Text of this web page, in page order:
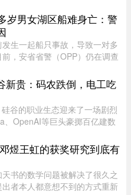
打击， ...
岁男女湖区船难身亡：警
生一起船只事故，导致一对多
，安省省警（OPP）仍在调查
为多伦多居民。安省省警指
他们两人 ...
新贵：码农跌倒，电工吃
谷的职业生态迎来了一场剧烈
、OpenAI等巨头豪掷百亿建数
大厂白领接连发起抗议，担忧
。曾经站 ...
煜王虹的获奖研究到底有
书的数学问题被解决了很久之
者本人都意想不到的方式重新